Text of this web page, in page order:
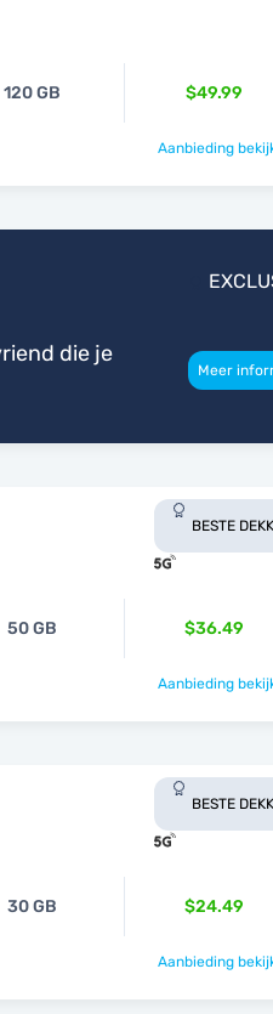
120 GB $49.99
Aanbieding
die je
Meer
BESTE
50 GB $36.49
Aanbieding
BESTE
30 GB $24.49
Aanbieding